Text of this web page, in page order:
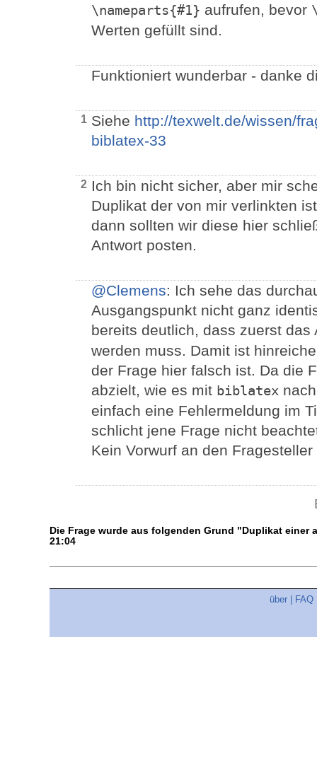
\nameparts{#1} aufrufen, bevor
Werten gefüllt sind.
Funktioniert wunderbar - danke
1 Siehe http://texwelt.de/wissen/
biblatex-33
2 Ich bin nicht sicher, aber mir
Duplikat der von mir verlinkten
dann sollten wir diese hier
Antwort posten.
@Clemens: Ich sehe das
Ausgangspunkt nicht ganz
bereits deutlich, dass zuerst
werden muss. Damit ist
der Frage hier falsch ist. Da die
abzielt, wie es mit biblatex
einfach eine Fehlermeldung im
schlicht jene Frage nicht
Kein Vorwurf an den
Die Frage wurde aus folgenden Grund "Duplikat einer
21:04
über FAQ